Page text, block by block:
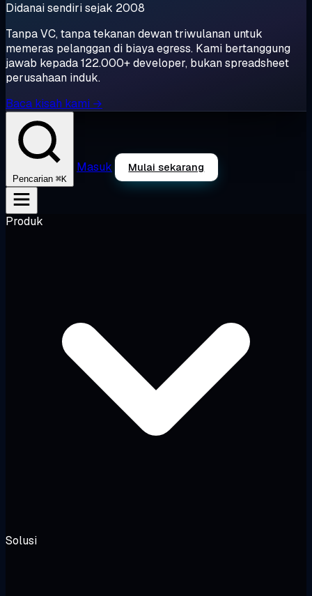
Didanai sendiri sejak 2008
Tanpa VC, tanpa tekanan dewan triwulanan untuk
memeras pelanggan di biaya egress. Kami bertanggung
jawab kepada 122.000+ developer, bukan spreadsheet
perusahaan induk.
Baca kisah kami →
Pencarian ⌘K
Masuk Mulai sekarang
Produk
Solusi